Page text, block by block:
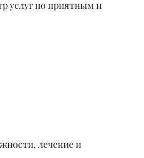
услуг по приятным и
лечение и